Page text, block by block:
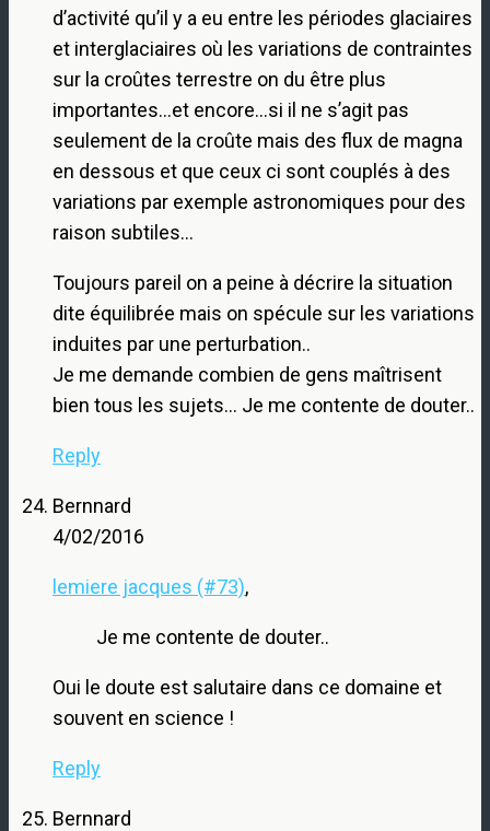
d’activité qu’il y a eu entre les périodes glaciaires
et interglaciaires où les variations de contraintes
sur la croûtes terrestre on du être plus
importantes…et encore…si il ne s’agit pas
seulement de la croûte mais des flux de magna
en dessous et que ceux ci sont couplés à des
variations par exemple astronomiques pour des
raison subtiles…
Toujours pareil on a peine à décrire la situation
dite équilibrée mais on spécule sur les variations
induites par une perturbation..
Je me demande combien de gens maîtrisent
bien tous les sujets… Je me contente de douter..
Reply
Bernnard
4/02/2016
lemiere jacques (#73),
Je me contente de douter..
Oui le doute est salutaire dans ce domaine et
souvent en science !
Reply
Bernnard